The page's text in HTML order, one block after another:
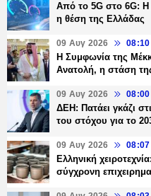
Από το 5G στο 6G: Η
η θέση της Ελλάδας
09 Αυγ 2026 08:10
Η Συμφωνία της
Ανατολή, η στάση
09 Αυγ 2026 08:00
ΔΕΗ: Πατάει γκάζι
του στόχου για το
09 Αυγ 2026 08:07
Ελληνική
σύγχρονη